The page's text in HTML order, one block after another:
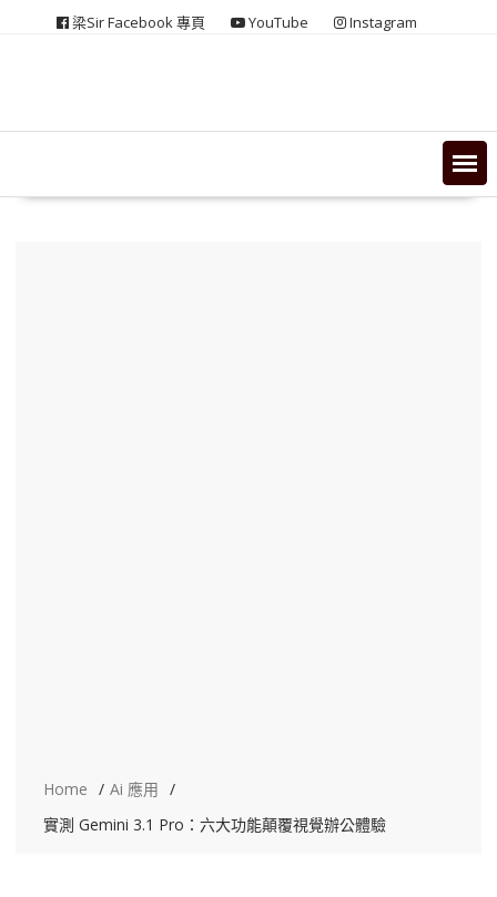
梁Sir Facebook 專頁 YouTube Instagram
Home
Ai 應用
實測 Gemini 3.1 Pro：六大功能顛覆視覺辦公體驗